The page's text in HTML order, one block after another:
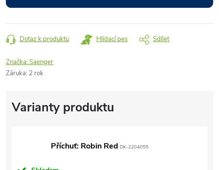
Dotaz k produktu Hlídací pes Sdílet
Značka:Saenger
Záruka: 2 rok
Příchuť: Robin Red DK-2204055